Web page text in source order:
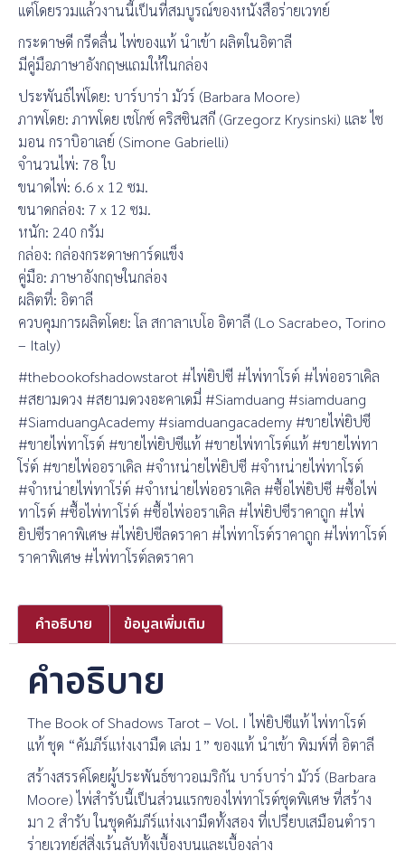
แต่โดยรวมแล้วงานนี้เป็นที่สมบูรณ์ของหนังสือร่ายเวทย์
กระดาษดี กรีดลื่น ไพ่ของแท้ นำเข้า ผลิตในอิตาลี
มีคู่มือภาษาอังกฤษแถมให้ในกล่อง
ประพันธ์ไพ่โดย: บาร์บาร่า มัวร์ (Barbara Moore)
ภาพโดย: ภาพโดย เชโกซ์ คริสซินสกี (Grzegorz Krysinski) และ ไซ
มอน กราบิอาเลย์ (Simone Gabrielli)
จำนวนไพ่: 78 ใบ
ขนาดไพ่: 6.6 x 12 ซม.
ขนาดกล่อง: 7 x 12 ซม.
หนัก: 240 กรัม
กล่อง: กล่องกระดาษการ์ดแข็ง
คู่มือ: ภาษาอังกฤษในกล่อง
ผลิตที่: อิตาลี
ควบคุมการผลิตโดย: โล สกาลาเบโอ อิตาลี (Lo Sacrabeo, Torino
– Italy)
#thebookofshadowstarot #ไพ่ยิปซี #ไพ่ทาโรต์ #ไพ่ออราเคิล
#สยามดวง #สยามดวงอะคาเดมี่ #Siamduang #siamduang
#SiamduangAcademy #siamduangacademy #ขายไพ่ยิปซี
#ขายไพ่ทาโรต์ #ขายไพ่ยิปซีแท้ #ขายไพ่ทาโรต์แท้ #ขายไพ่ทา
โร่ต์ #ขายไพ่ออราเคิล #จำหน่ายไพ่ยิปซี #จำหน่ายไพ่ทาโรต์
#จำหน่ายไพ่ทาโร่ต์ #จำหน่ายไพ่ออราเคิล #ซื้อไพ่ยิปซี #ซื้อไพ่
ทาโรต์ #ซื้อไพ่ทาโร่ต์ #ซื้อไพ่ออราเคิล #ไพ่ยิปซีราคาถูก #ไพ่
ยิปซีราคาพิเศษ #ไพ่ยิปซีลดราคา #ไพ่ทาโรต์ราคาถูก #ไพ่ทาโรต์
ราคาพิเศษ #ไพ่ทาโรต์ลดราคา
คำอธิบาย ข้อมูลเพิ่มเติม
คำอธิบาย
The Book of Shadows Tarot – Vol. I ไพ่ยิปซีแท้ ไพ่ทาโรต์
แท้ ชุด “คัมภีร์แห่งเงามืด เล่ม 1” ของแท้ นำเข้า พิมพ์ที่ อิตาลี
สร้างสรรค์โดยผู้ประพันธ์ชาวอเมริกัน บาร์บาร่า มัวร์ (Barbara
Moore) ไพ่สำรับนี้เป็นส่วนแรกของไพ่ทาโรต์ชุดพิเศษ ที่สร้าง
มา 2 สำรับ ในชุดคัมภีร์แห่งเงามืดทั้งสอง ที่เปรียบเสมือนตำรา
ร่ายเวทย์สู่สิ่งเร้นลับทั้งเบื้องบนและเบื้องล่าง